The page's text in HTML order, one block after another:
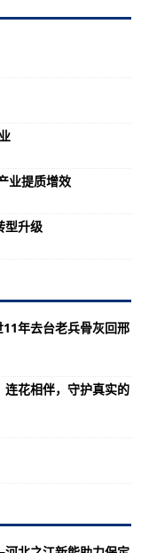
业提质增效
型升级
年去台老兵骨灰回邢
连花相伴，守护真实的